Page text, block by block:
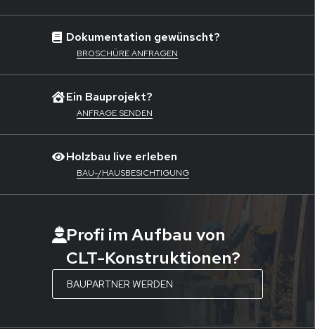
Dokumentation gewünscht?
BROSCHÜRE ANFRAGEN
Ein Bauprojekt?
ANFRAGE SENDEN
Holzbau live erleben
BAU-/HAUSBESICHTIGUNG
Profi im Aufbau von
CLT-Konstruktionen?
BAUPARTNER WERDEN